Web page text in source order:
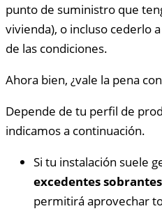
punto de suministro que
vivienda), o incluso cederlo
de las condiciones.
Ahora bien, ¿vale la pena
Depende de tu perfil de
indicamos a continuación.
Si tu instalación suele
excedentes sobrantes
permitirá aprovechar